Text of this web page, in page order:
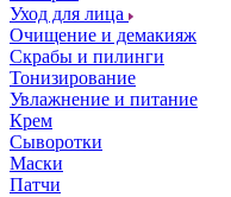
Уход для лица
Очищение и демакияж
Скрабы и пилинги
Тонизирование
Увлажнение и питание
Крем
Сыворотки
Маски
Патчи